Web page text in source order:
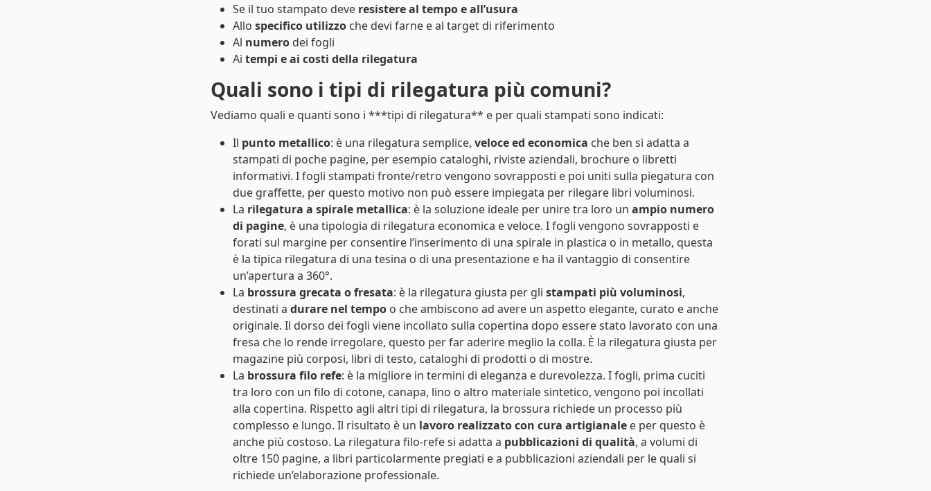
Se il tuo stampato deve resistere al tempo e all’usura
Allo specifico utilizzo che devi farne e al target di riferimento
Al numero dei fogli
Ai tempi e ai costi della rilegatura
Quali sono i tipi di rilegatura più comuni?
Vediamo quali e quanti sono i ***tipi di rilegatura** e per quali stampati sono indicati:
Il punto metallico: è una rilegatura semplice, veloce ed economica che ben si adatta a
stampati di poche pagine, per esempio cataloghi, riviste aziendali, brochure o libretti
informativi. I fogli stampati fronte/retro vengono sovrapposti e poi uniti sulla piegatura con
due graffette, per questo motivo non può essere impiegata per rilegare libri voluminosi.
La rilegatura a spirale metallica: è la soluzione ideale per unire tra loro un ampio numero
di pagine, è una tipologia di rilegatura economica e veloce. I fogli vengono sovrapposti e
forati sul margine per consentire l’inserimento di una spirale in plastica o in metallo, questa
è la tipica rilegatura di una tesina o di una presentazione e ha il vantaggio di consentire
un’apertura a 360°.
La brossura grecata o fresata: è la rilegatura giusta per gli stampati più voluminosi,
destinati a durare nel tempo o che ambiscono ad avere un aspetto elegante, curato e anche
originale. Il dorso dei fogli viene incollato sulla copertina dopo essere stato lavorato con una
fresa che lo rende irregolare, questo per far aderire meglio la colla. È la rilegatura giusta per
magazine più corposi, libri di testo, cataloghi di prodotti o di mostre.
La brossura filo refe: è la migliore in termini di eleganza e durevolezza. I fogli, prima cuciti
tra loro con un filo di cotone, canapa, lino o altro materiale sintetico, vengono poi incollati
alla copertina. Rispetto agli altri tipi di rilegatura, la brossura richiede un processo più
complesso e lungo. Il risultato è un lavoro realizzato con cura artigianale e per questo è
anche più costoso. La rilegatura filo-refe si adatta a pubblicazioni di qualità, a volumi di
oltre 150 pagine, a libri particolarmente pregiati e a pubblicazioni aziendali per le quali si
richiede un’elaborazione professionale.